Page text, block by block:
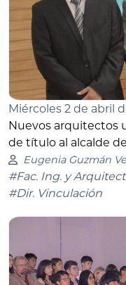
Miércoles 2 de abril
Nuevos arquitectos
de título al alcalde
Eugenia Guzmán
#Fac. Ing. y
#Dir. Vinculación